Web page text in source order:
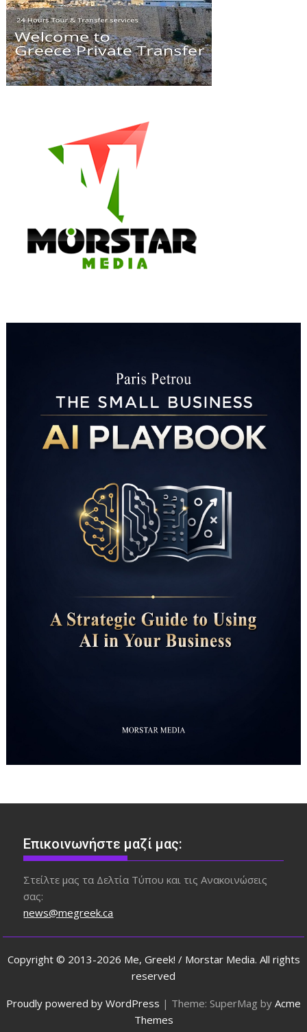
Επικοινωνήστε μαζί μας:
Στείλτε μας τα Δελτία Τύπου και τις Ανακοινώσεις
σας:
news@megreek.ca
Copyright © 2013-2026 Me, Greek! / Morstar Media. All rights
reserved
Proudly powered by WordPress | Theme: SuperMag by Acme
Themes